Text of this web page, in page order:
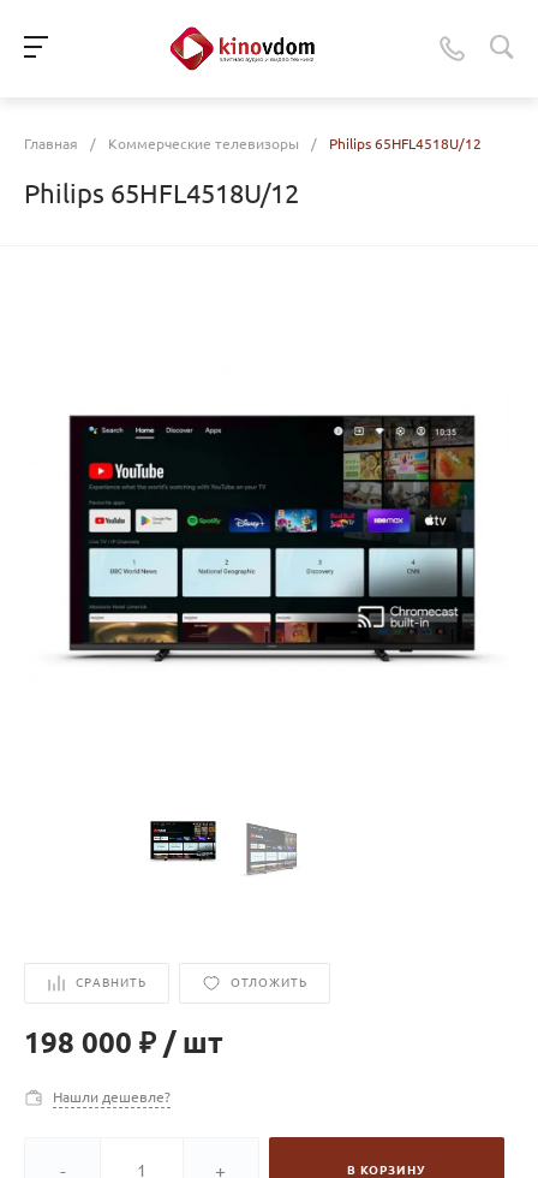
Главная / Коммерческие телевизоры / Philips 65HFL4518U/12
Philips 65HFL4518U/12
СРАВНИТЬ ОТЛОЖИТЬ
198 000 ₽ / шт
Нашли дешевле?
- + В КОРЗИНУ